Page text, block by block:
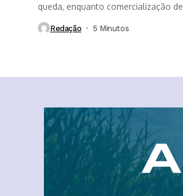
queda, enquanto comercialização de
Redação 5 Minutos ⁮